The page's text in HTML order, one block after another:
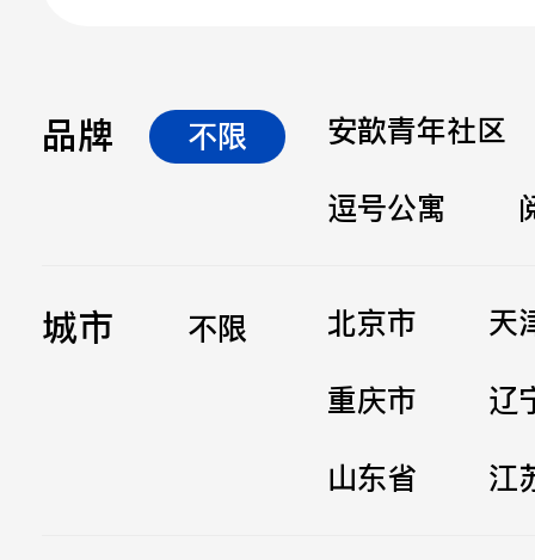
品牌 不限
安歆青年社区
逗号公寓
城市 不限 北京市
天
重庆市
辽
山东省
江
立即提交